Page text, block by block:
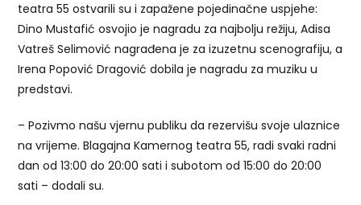
teatra 55 ostvarili su i zapažene pojedinačne uspjehe:
Dino Mustafić osvojio je nagradu za najbolju režiju, Adisa
Vatreš Selimović nagrađena je za izuzetnu scenografiju, a
Irena Popović Dragović dobila je nagradu za muziku u
predstavi.
– Pozivmo našu vjernu publiku da rezervišu svoje ulaznice
na vrijeme. Blagajna Kamernog teatra 55, radi svaki radni
dan od 13:00 do 20:00 sati i subotom od 15:00 do 20:00
sati – dodali su.